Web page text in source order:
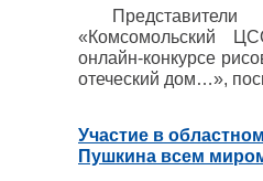
Представители
«Комсомольский
онлайн-конкурсе
отеческий дом…»,
Участие в
Пушкина всем